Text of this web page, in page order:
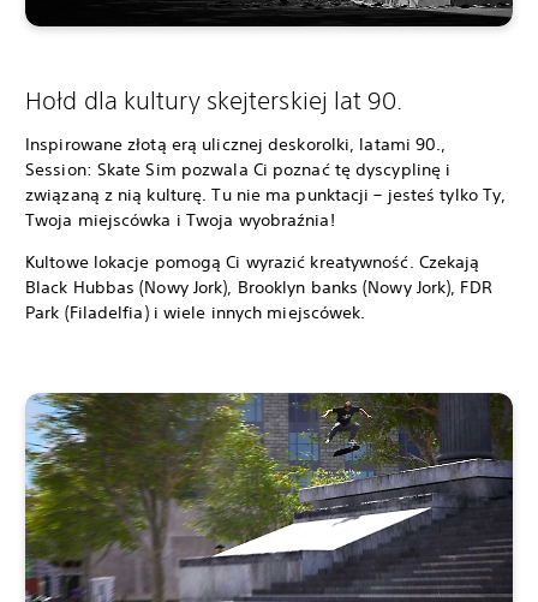
Hołd dla kultury skejterskiej lat 90.
Inspirowane złotą erą ulicznej deskorolki, latami 90.,
Session: Skate Sim pozwala Ci poznać tę dyscyplinę i
związaną z nią kulturę. Tu nie ma punktacji – jesteś tylko Ty,
Twoja miejscówka i Twoja wyobraźnia!
Kultowe lokacje pomogą Ci wyrazić kreatywność. Czekają
Black Hubbas (Nowy Jork), Brooklyn banks (Nowy Jork), FDR
Park (Filadelfia) i wiele innych miejscówek.